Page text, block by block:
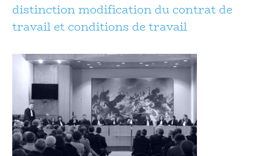
distinction modification du contrat de
travail et conditions de travail